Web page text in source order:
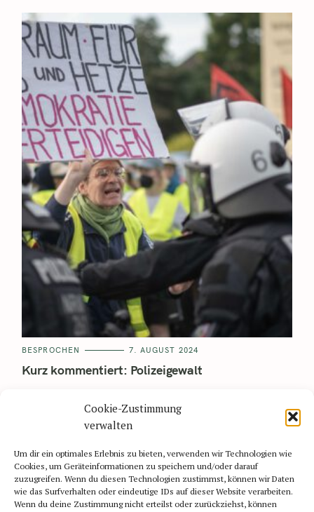
Cookie-Zustimmung
verwalten
Um dir ein optimales Erlebnis zu bieten, verwenden wir Technologien wie
Cookies, um Geräteinformationen zu speichern und/oder darauf
zuzugreifen. Wenn du diesen Technologien zustimmst, können wir Daten
wie das Surfverhalten oder eindeutige IDs auf dieser Website verarbeiten.
Wenn du deine Zustimmung nicht erteilst oder zurückziehst, können
BESPROCHEN 7. AUGUST 2024
Kurz kommentiert: Polizeigewalt
Essen bei der Demonstration gegen den AfD-Parteitag, auf
den Polizeieinsatz oder die Protestformen reduziert (und..